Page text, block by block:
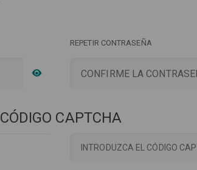
REPETIR CONTRASEÑA
CÓDIGO CAPTCHA